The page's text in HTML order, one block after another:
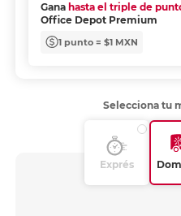
Gana hasta el triple de
Office Depot Premium
1 punto = $1 MXN
Selecciona tu
Exprés